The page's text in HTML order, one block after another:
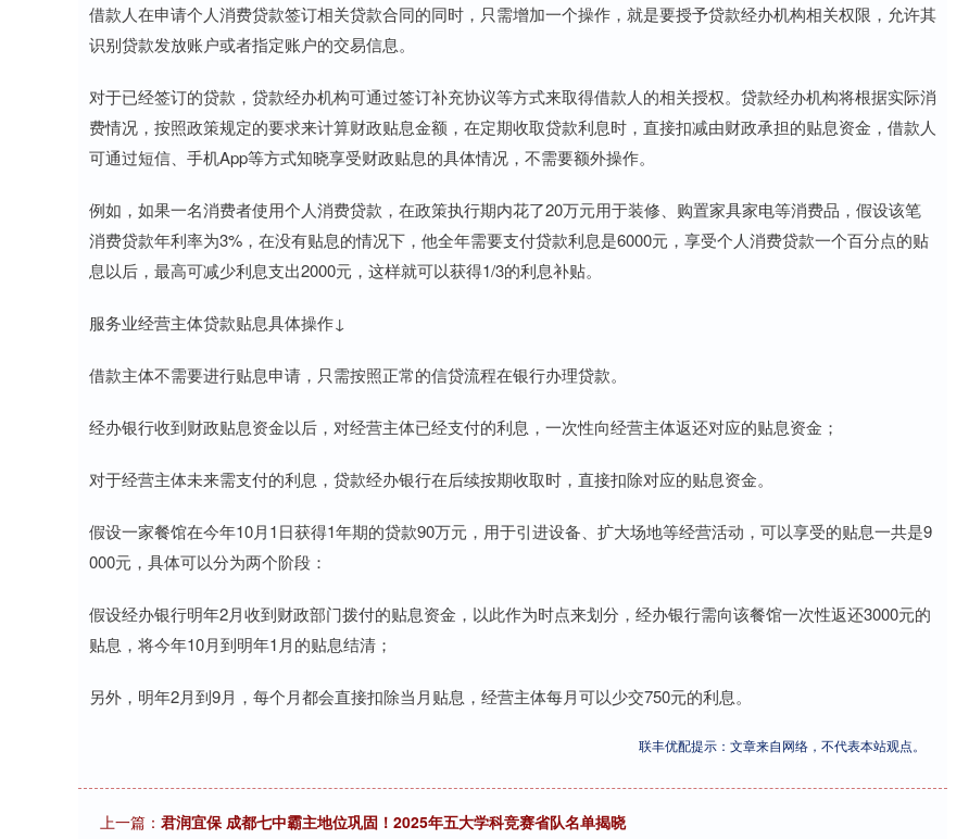
借款人在申请个人消费贷款签订相关贷款合同的同时，只需增加一个操作，就是要授予贷款经办机构相关权限，允许其
识别贷款发放账户或者指定账户的交易信息。
对于已经签订的贷款，贷款经办机构可通过签订补充协议等方式来取得借款人的相关授权。贷款经办机构将根据实际消
费情况，按照政策规定的要求来计算财政贴息金额，在定期收取贷款利息时，直接扣减由财政承担的贴息资金，借款人
可通过短信、手机App等方式知晓享受财政贴息的具体情况，不需要额外操作。
例如，如果一名消费者使用个人消费贷款，在政策执行期内花了20万元用于装修、购置家具家电等消费品，假设该笔
消费贷款年利率为3%，在没有贴息的情况下，他全年需要支付贷款利息是6000元，享受个人消费贷款一个百分点的贴
息以后，最高可减少利息支出2000元，这样就可以获得1/3的利息补贴。
服务业经营主体贷款贴息具体操作↓
借款主体不需要进行贴息申请，只需按照正常的信贷流程在银行办理贷款。
经办银行收到财政贴息资金以后，对经营主体已经支付的利息，一次性向经营主体返还对应的贴息资金；
对于经营主体未来需支付的利息，贷款经办银行在后续按期收取时，直接扣除对应的贴息资金。
假设一家餐馆在今年10月1日获得1年期的贷款90万元，用于引进设备、扩大场地等经营活动，可以享受的贴息一共是9
000元，具体可以分为两个阶段：
假设经办银行明年2月收到财政部门拨付的贴息资金，以此作为时点来划分，经办银行需向该餐馆一次性返还3000元的
贴息，将今年10月到明年1月的贴息结清；
另外，明年2月到9月，每个月都会直接扣除当月贴息，经营主体每月可以少交750元的利息。
联丰优配提示：文章来自网络，不代表本站观点。
上一篇： 君润宜保 成都七中霸主地位巩固！2025年五大学科竞赛省队名单揭晓